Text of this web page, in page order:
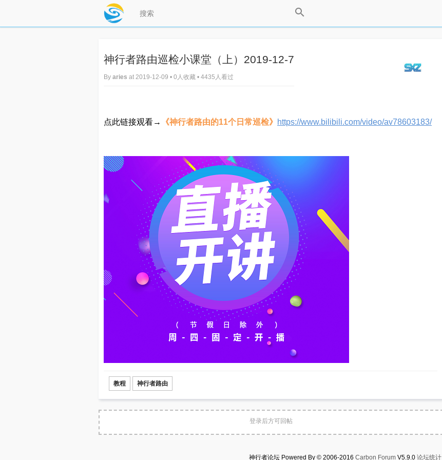
神行者路由巡检小课堂（上）2019-12-7
By aries at 2019-12-09 • 0人收藏 • 4435人看过
点此链接观看→ 《神行者路由的11个日常巡检》 https://www.bilibili.com/video/av78603183/
教程 神行者路由
登录后方可回帖
神行者论坛 Powered By © 2006-2016 Carbon ForumV5.9.0 论坛统计